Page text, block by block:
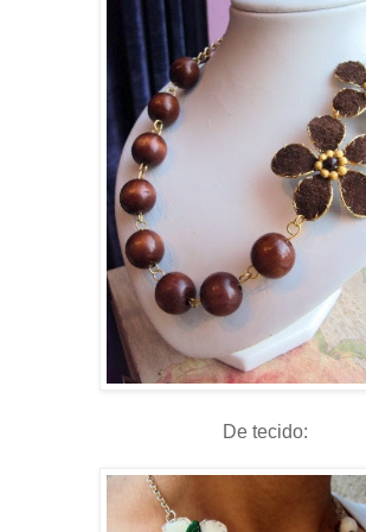
De tecido: